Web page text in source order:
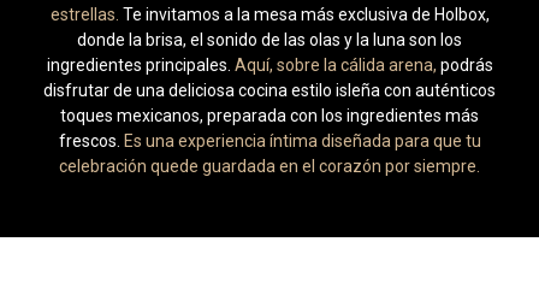
estrellas. Te invitamos a la mesa más exclusiva de Holbox,
donde la brisa, el sonido de las olas y la luna son los
ingredientes principales. Aquí, sobre la cálida arena, podrás
disfrutar de una deliciosa cocina estilo isleña con auténticos
toques mexicanos, preparada con los ingredientes más
frescos. Es una experiencia íntima diseñada para que tu
celebración quede guardada en el corazón por siempre.